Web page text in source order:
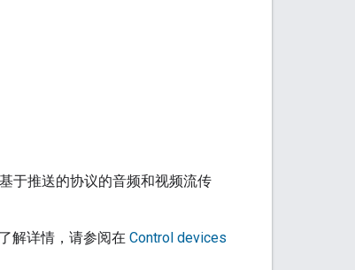
于推送的协议的音频和视频流传
解详情，请参阅在 Control devices